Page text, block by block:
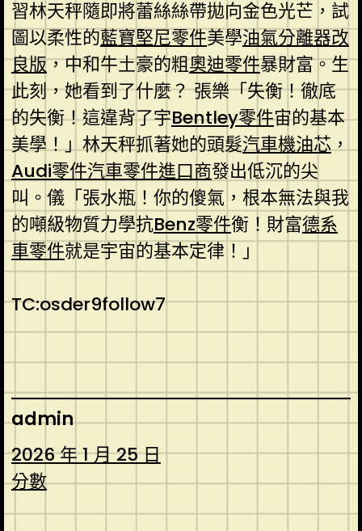
習林天秤隨即將蕾絲絲帶拋向金色光芒，試
圖以柔性的藍寶堅尼零件美學油氣分離器改
良版，中和牛土豪的粗奧迪零件暴財富。生
此刻，她看到了什麼？ 張樂「失衡！徹底
的失衡！這違背了宇Bentley零件宙的基本
美學！」林天秤抓著她的頭髮汽車機油芯，
Audi零件汽車零件進口商發出低沉的尖
叫。儀「張水瓶！你的傻氣，根本無法與我
的噸級物質力學抗Benz零件衡！財富德系
車零件就是宇宙的基本定律！」
TC:osder9follow7
admin
2026 年 1 月 25 日
分數